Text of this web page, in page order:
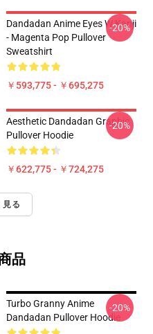
Dandadan Anime Eyes W Kanji
- Magenta Pop Pullover
Sweatshirt
￥593,775 - ￥695,275
-20%
Aesthetic Dandadan Graphic
Pullover Hoodie
￥622,775 - ￥724,275
-20%
見る
品
Turbo Granny Anime
Dandadan Pullover Hoodie
-20%